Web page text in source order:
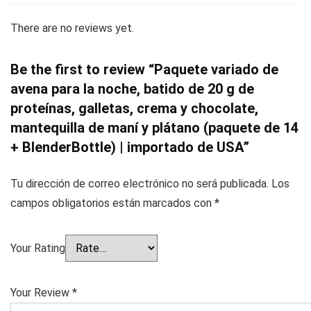
There are no reviews yet.
Be the first to review “Paquete variado de
avena para la noche, batido de 20 g de
proteínas, galletas, crema y chocolate,
mantequilla de maní y plátano (paquete de 14
+ BlenderBottle) | importado de USA”
Tu dirección de correo electrónico no será publicada. Los
campos obligatorios están marcados con *
Your Rating
Your Review *